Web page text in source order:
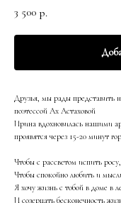
3 500 р.
Друзья, мы рады представить
поэтессой Ах Астаховой
Ирина вдохновилась нашими
проявятся через 15-20 минут
Чтобы с рассветом испить росу,
Чтобы спокойно любить и
Я хочу жизнь с тобой в доме в
И созерцать бесконечность